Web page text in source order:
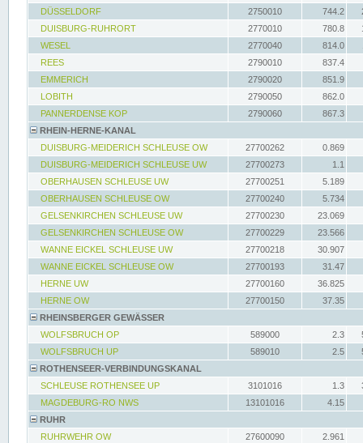
DÜSSELDORF
2750010 744.2
DUISBURG-RUHRORT
2770010 780.8
WESEL
2770040 814.0
REES
2790010
837.4
EMMERICH
2790020
851.9
LOBITH
2790050
862.0
PANNERDENSE KOP
2790060
867.3
RHEIN-HERNE-KANAL
DUISBURG-MEIDERICH SCHLEUSE OW
27700262
0.869
DUISBURG-MEIDERICH SCHLEUSE UW
27700273
1.1
OBERHAUSEN SCHLEUSE UW
27700251
5.189
OBERHAUSEN SCHLEUSE OW
27700240
5.734
GELSENKIRCHEN SCHLEUSE UW
27700230
23.069
GELSENKIRCHEN SCHLEUSE OW
27700229
23.566
WANNE EICKEL SCHLEUSE UW
27700218
30.907
WANNE EICKEL SCHLEUSE OW
27700193
31.47
HERNE UW
27700160
36.825
HERNE OW
27700150
37.35
RHEINSBERGER GEWÄSSER
WOLFSBRUCH OP
589000 2.3
WOLFSBRUCH UP
589010 2.5
ROTHENSEER-VERBINDUNGSKANAL
SCHLEUSE ROTHENSEE UP
3101016 1.3
MAGDEBURG-RO NWS
13101016
4.15
RUHR
RUHRWEHR OW
27600090
2.961